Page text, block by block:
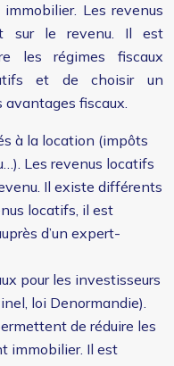
Les revenus
sur le revenu. Il est
les régimes fiscaux
et de choisir un
fiscaux.
à la location (impôts
Les revenus locatifs
Il existe différents
locatifs, il est
d’un expert-
pour les investisseurs
loi Denormandie).
de réduire les
immobilier. Il est